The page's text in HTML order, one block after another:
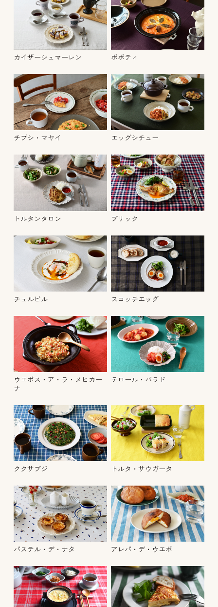
カイザーシュマーレン ボボティ
チプシ・マヤイ エッグシチュー
トルタンタロン ブリック
チュルビル スコッチエッグ
ウエボス・ア・ラ・メヒカー
ナ
テロール・バラド
ククサブジ トルタ・サウガータ
パステル・デ・ナタ アレパ・デ・ウエボ